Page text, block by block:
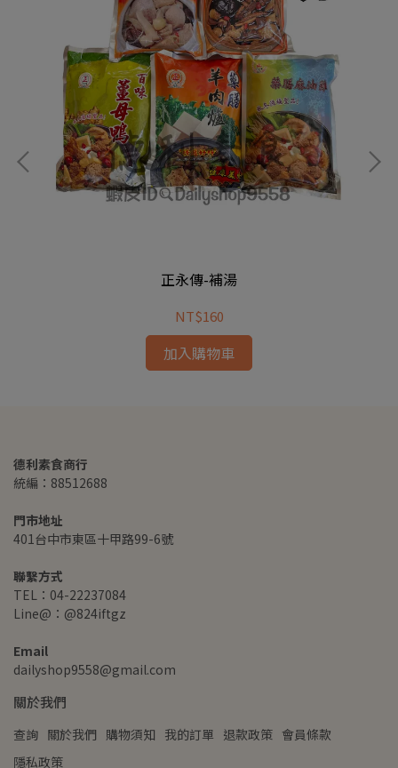
正永傳-補湯
NT$160
加入購物車
德利素食商行
統編：88512688
門市地址
401台中市東區十甲路99-6號
聯繫方式
TEL：04-22237084
Line@：@824iftgz
Email
dailyshop9558@gmail.com
關於我們
查詢 關於我們 購物須知 我的訂單 退款政策 會員條款
隱私政策